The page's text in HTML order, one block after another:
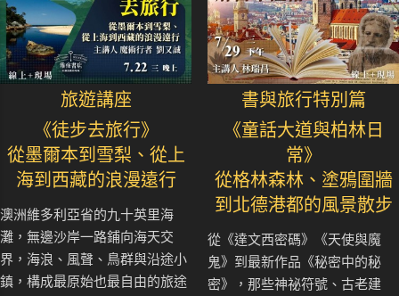
旅遊講座
《徒步去旅行》
從墨爾本到雪梨、從上
海到西藏的浪漫遠行
澳洲維多利亞省的九十英里海
灘，無邊沙岸一路鋪向海天交
界，海浪、風聲、鳥群與沿途小
鎮，構成最原始也最自由的旅途
書與旅行特別篇
《童話大道與柏林日
常》
從格林森林、塗鴉圍牆
到北德港都的風景散步
從《達文西密碼》《天使與魔
鬼》到最新作品《秘密中的秘
密》，那些神祕符號、古老建